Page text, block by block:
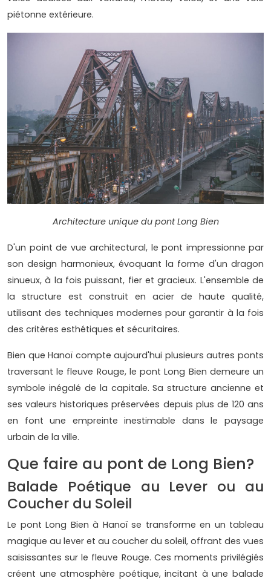
piétonne extérieure.
Architecture unique du pont Long Bien
D'un point de vue architectural, le pont impressionne par
son design harmonieux, évoquant la forme d'un dragon
sinueux, à la fois puissant, fier et gracieux. L'ensemble de
la structure est construit en acier de haute qualité,
utilisant des techniques modernes pour garantir à la fois
des critères esthétiques et sécuritaires.
Bien que Hanoï compte aujourd'hui plusieurs autres ponts
traversant le fleuve Rouge, le pont Long Bien demeure un
symbole inégalé de la capitale. Sa structure ancienne et
ses valeurs historiques préservées depuis plus de 120 ans
en font une empreinte inestimable dans le paysage
urbain de la ville.
Que faire au pont de Long Bien?
Balade Poétique au Lever ou au
Coucher du Soleil
Le pont Long Bien à Hanoï se transforme en un tableau
magique au lever et au coucher du soleil, offrant des vues
saisissantes sur le fleuve Rouge. Ces moments privilégiés
créent une atmosphère poétique, incitant à une balade